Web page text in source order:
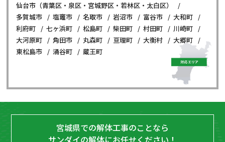
仙台市（青葉区・泉区・宮城野区・若林区・太白区）
多賀城市
塩竈市 名取市 岩沼市 富谷市
大和町
利府町
七ヶ浜町 松島町 柴田町 村田町
川崎町
大河原町
角田市 丸森町 亘理町 大衡村
大郷町
東松島市
涌谷町 蔵王町
宮城県での解体工事のことなら